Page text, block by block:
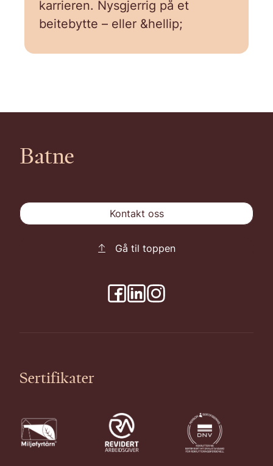
karrieren. Nysgjerrig på et
beitebytte – eller &hellip;
Batne
Kontakt oss
Gå til toppen
Sertifikater